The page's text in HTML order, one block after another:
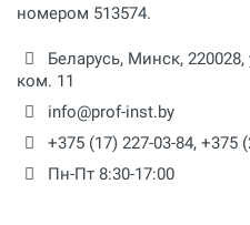
номером 513574.
Беларусь, Минск, 220028,
ком. 11
info@prof-inst.by
+375 (17) 227-03-84, +375
Пн-Пт 8:30-17:00